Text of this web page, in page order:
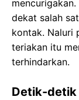
dekat salah
kontak. Naluri
teriakan itu
terhindarkan.
Detik-detik